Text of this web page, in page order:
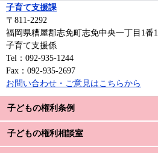
子どもの権利条例
子どもの権利相談室
子育て支援課
〒811-2292
福岡県糟屋郡志免町志免中央一丁目1番1
子育て支援係
Tel：092-935-1244
Fax：092-935-2697
お問い合わせ・ご意見はこちらから